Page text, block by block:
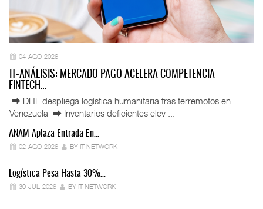
04-AGO-2026
IT-ANÁLISIS: MERCADO PAGO ACELERA COMPETENCIA
FINTECH…
⮕ DHL despliega logística humanitaria tras terremotos en
Venezuela ⮕ Inventarios deficientes elev ...
ANAM Aplaza Entrada En…
02-AGO-2026 BY IT-NETWORK
Logística Pesa Hasta 30%…
30-JUL-2026 BY IT-NETWORK